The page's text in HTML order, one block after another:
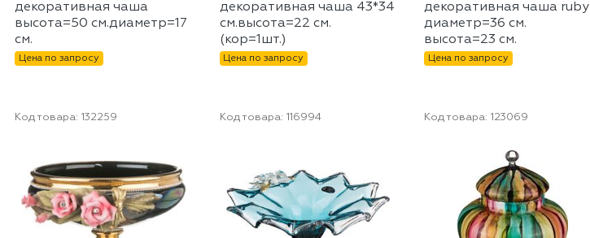
декоративная чаша
высота=50 см.диаметр=17
см.
Цена по запросу
декоративная чаша 43*34
см.высота=22 см.
(кор=1шт.)
Цена по запросу
декоративная чаша ruby
диаметр=36 см.
высота=23 см.
Цена по запросу
Код товара: 132259 Код товара: 116994 Код товара: 123069